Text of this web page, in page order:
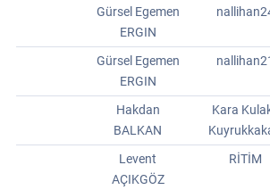
Gürsel Egemen
ERGIN
Gürsel Egemen
ERGIN
Hakdan
BALKAN
Kara
Levent
AÇIKGÖZ
RİTİM